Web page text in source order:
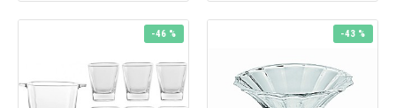
-46 % -43 %